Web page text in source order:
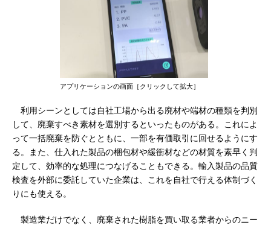
アプリケーションの画面［クリックして拡大］
利用シーンとしては自社工場から出る廃材や端材の種類を判別
して、廃棄すべき素材を選別するといったものがある。これによ
って一括廃棄を防ぐとともに、一部を有価取引に回せるようにす
る。また、仕入れた製品の梱包材や緩衝材などの材質を素早く判
定して、効率的な処理につなげることもできる。輸入製品の品質
検査を外部に委託していた企業は、これを自社で行える体制づく
りにも使える。
製造業だけでなく、廃棄された樹脂を買い取る業者からのニー